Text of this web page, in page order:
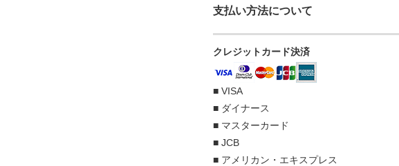
支払い方法について
クレジットカード決済
■ VISA
■ ダイナース
■ マスターカード
■ JCB
■ アメリカン・エキスプレス